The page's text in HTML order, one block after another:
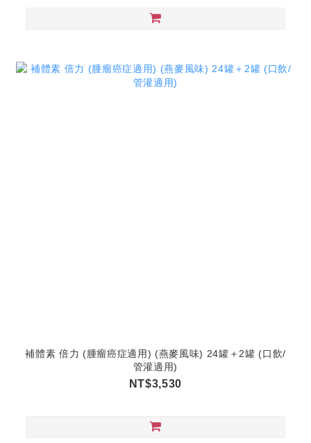
補體素 倍力 (腫瘤癌症適用) (燕麥風味) 24罐＋2罐 (口飲/
管灌適用)
NT$3,530